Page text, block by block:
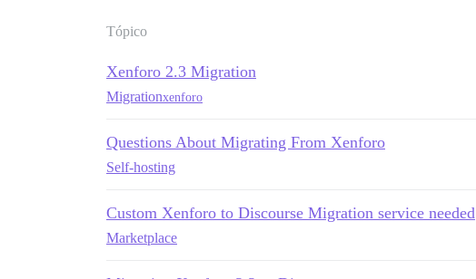
Tópico
Xenforo 2.3 Migration
Migrationxenforo
Questions About Migrating From Xenforo
Self-hosting
Custom Xenforo to Discourse Migration service needed
Marketplace